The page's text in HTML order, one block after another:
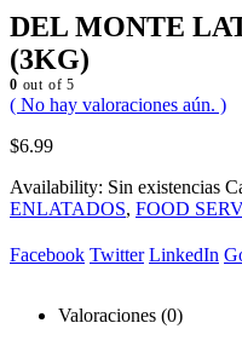
DEL MONTE
(3KG)
0 out of 5
( No hay valoraciones aún. )
$6.99
Availability: Sin existencias
ENLATADOS, FOOD
Facebook Twitter LinkedIn
Valoraciones (0)